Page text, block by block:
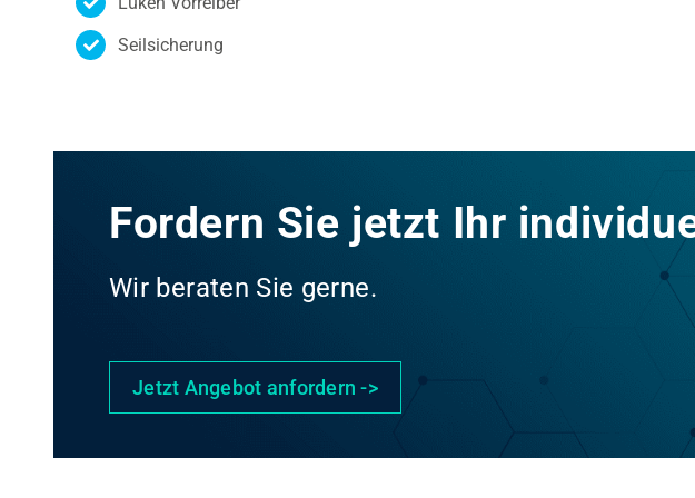
Seilsicherung
Fordern Sie jetzt Ihr
Wir beraten Sie gerne.
Jetzt Angebot anfordern ->